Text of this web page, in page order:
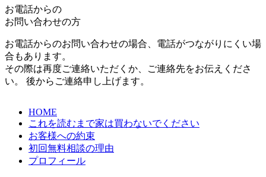
お電話からの
お問い合わせの方
お電話からのお問い合わせの場合、電話がつながりにくい場
合もあります。
その際は再度ご連絡いただくか、ご連絡先をお伝えくださ
い。 後からご連絡申し上げます。
HOME
これを読むまで家は買わないでください
お客様への約束
初回無料相談の理由
プロフィール